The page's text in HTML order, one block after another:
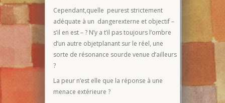
Cependant,quelle peurest strictement
adéquate à un dangerexterne et objectif –
s’il en est – ? N’y a t’il pas toujours l’ombre
d’un autre objetplanant sur le réel, une
sorte de résonance sourde venue d’ailleurs
?
La peur n’est elle que la réponse à une
menace extérieure ?